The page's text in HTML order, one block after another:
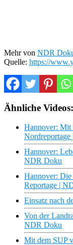
Mehr von NDR
Quelle: https://
Ähnliche Videos:
Hannover: Mit
Hannover:
NDR Doku
Hannover:
Reportage |
Einsatz nach
Von der
NDR Doku
Mit dem SUP